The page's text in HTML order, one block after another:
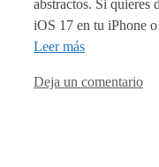
abstractos. Si quieres
iOS 17 en tu iPhone
Leer más
Deja un comentario